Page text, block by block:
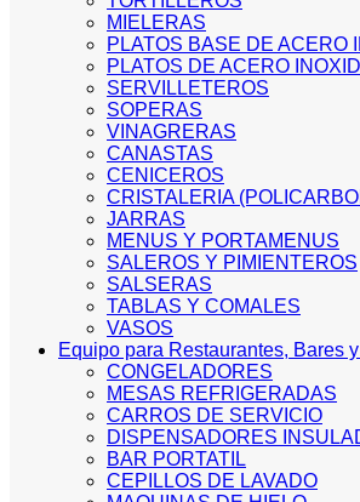
MIELERAS
PLATOS BASE DE ACERO
PLATOS DE ACERO
SERVILLETEROS
SOPERAS
VINAGRERAS
CANASTAS
CENICEROS
CRISTALERIA
JARRAS
MENUS Y PORTAMENUS
SALEROS Y PIMIENTEROS
SALSERAS
TABLAS Y COMALES
VASOS
Equipo para Restaurantes, Bares
CONGELADORES
MESAS REFRIGERADAS
CARROS DE SERVICIO
DISPENSADORES
BAR PORTATIL
CEPILLOS DE LAVADO